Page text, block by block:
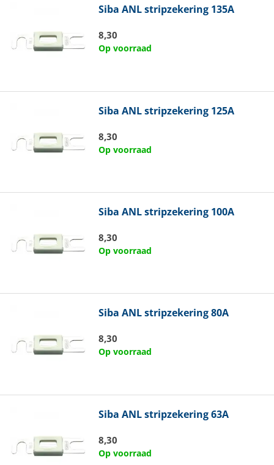
Siba ANL stripzekering 135A
8,30
Op voorraad
Siba ANL stripzekering 125A
8,30
Op voorraad
Siba ANL stripzekering 100A
8,30
Op voorraad
Siba ANL stripzekering 80A
8,30
Op voorraad
Siba ANL stripzekering 63A
8,30
Op voorraad